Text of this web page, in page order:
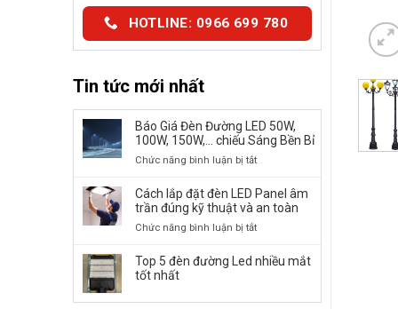
HOTLINE: 0966 699 780
Tin tức mới nhất
Báo Giá Đèn Đường LED 50W,
100W, 150W,… chiếu Sáng Bền Bỉ
Chức năng bình luận bị tắtở
Giá
Đèn
LED
100W,
Cách lắp đặt đèn LED Panel âm
trần đúng kỹ thuật và an toàn
Chức năng bình luận bị tắtở
lắp
LED
Top 5 đèn đường Led nhiều mắt
tốt nhất